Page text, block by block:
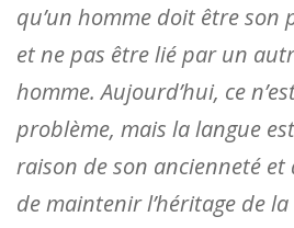
qu’un homme doit être son
et ne pas être lié par un
homme. Aujourd’hui, ce
problème, mais la langue
raison de son ancienneté et
de maintenir l’héritage de la